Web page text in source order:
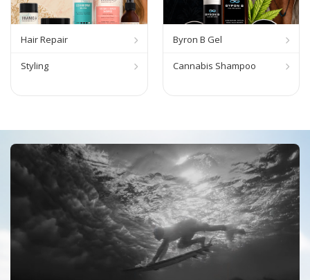
Hair Repair
Styling
Byron B Gel
Cannabis Shampoo